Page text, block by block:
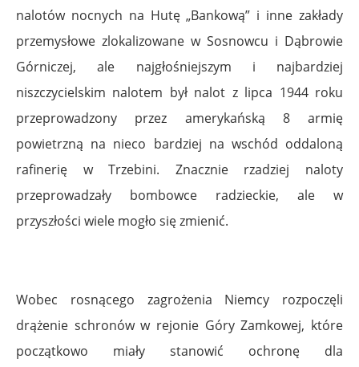
nalotów nocnych na Hutę „Bankową” i inne zakłady
przemysłowe zlokalizowane w Sosnowcu i Dąbrowie
Górniczej, ale najgłośniejszym i najbardziej
niszczycielskim nalotem był nalot z lipca 1944 roku
przeprowadzony przez amerykańską 8 armię
powietrzną na nieco bardziej na wschód oddaloną
rafinerię w Trzebini. Znacznie rzadziej naloty
przeprowadzały bombowce radzieckie, ale w
przyszłości wiele mogło się zmienić.
Wobec rosnącego zagrożenia Niemcy rozpoczęli
drążenie schronów w rejonie Góry Zamkowej, które
początkowo miały stanowić ochronę dla